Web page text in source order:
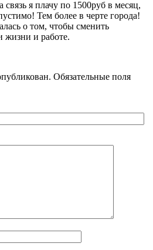
связь я плачу по 1500руб в месяц,
Тем более в черте города!
о том, чтобы сменить
жизни и работе.
Обязательные поля